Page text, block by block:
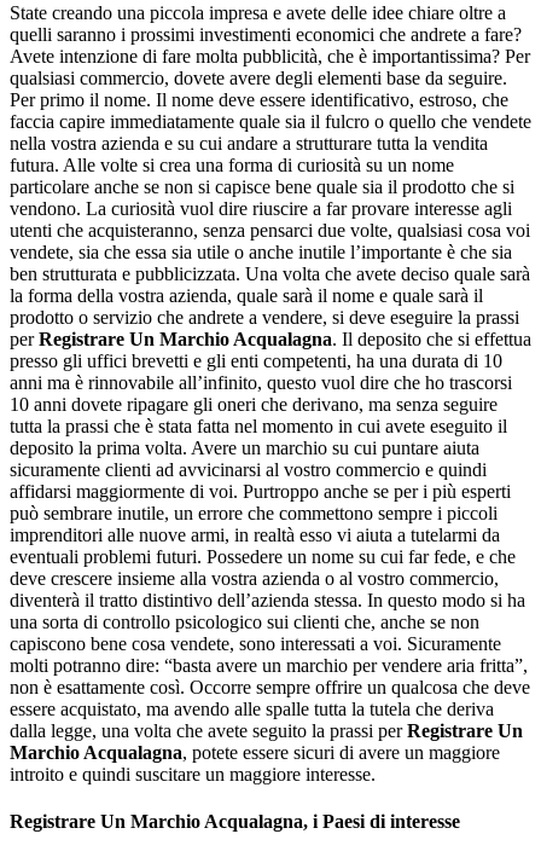
State creando una piccola impresa e avete delle idee chiare oltre a
quelli saranno i prossimi investimenti economici che andrete a fare?
Avete intenzione di fare molta pubblicità, che è importantissima? Per
qualsiasi commercio, dovete avere degli elementi base da seguire.
Per primo il nome. Il nome deve essere identificativo, estroso, che
faccia capire immediatamente quale sia il fulcro o quello che vendete
nella vostra azienda e su cui andare a strutturare tutta la vendita
futura. Alle volte si crea una forma di curiosità su un nome
particolare anche se non si capisce bene quale sia il prodotto che si
vendono. La curiosità vuol dire riuscire a far provare interesse agli
utenti che acquisteranno, senza pensarci due volte, qualsiasi cosa voi
vendete, sia che essa sia utile o anche inutile l’importante è che sia
ben strutturata e pubblicizzata. Una volta che avete deciso quale sarà
la forma della vostra azienda, quale sarà il nome e quale sarà il
prodotto o servizio che andrete a vendere, si deve eseguire la prassi
perRegistrare Un Marchio Acqualagna. Il deposito che si effettua
presso gli uffici brevetti e gli enti competenti, ha una durata di 10
anni ma è rinnovabile all’infinito, questo vuol dire che ho trascorsi
10 anni dovete ripagare gli oneri che derivano, ma senza seguire
tutta la prassi che è stata fatta nel momento in cui avete eseguito il
deposito la prima volta. Avere un marchio su cui puntare aiuta
sicuramente clienti ad avvicinarsi al vostro commercio e quindi
affidarsi maggiormente di voi. Purtroppo anche se per i più esperti
può sembrare inutile, un errore che commettono sempre i piccoli
imprenditori alle nuove armi, in realtà esso vi aiuta a tutelarmi da
eventuali problemi futuri. Possedere un nome su cui far fede, e che
deve crescere insieme alla vostra azienda o al vostro commercio,
diventerà il tratto distintivo dell’azienda stessa. In questo modo si ha
una sorta di controllo psicologico sui clienti che, anche se non
capiscono bene cosa vendete, sono interessati a voi. Sicuramente
molti potranno dire: “basta avere un marchio per vendere aria fritta”,
non è esattamente così. Occorre sempre offrire un qualcosa che deve
essere acquistato, ma avendo alle spalle tutta la tutela che deriva
dalla legge, una volta che avete seguito la prassi perRegistrare Un
Marchio Acqualagna, potete essere sicuri di avere un maggiore
introito e quindi suscitare un maggiore interesse.
Registrare Un Marchio Acqualagna, i Paesi di interesse